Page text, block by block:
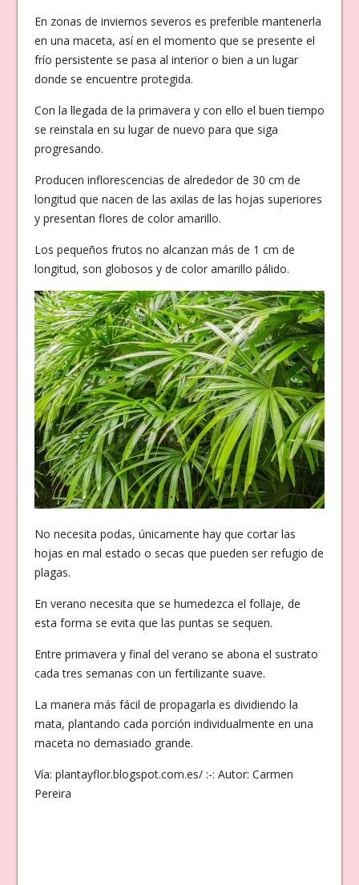
En zonas de inviernos severos es preferible mantenerla
en una maceta, así en el momento que se presente el
frío persistente se pasa al interior o bien a un lugar
donde se encuentre protegida.
Con la llegada de la primavera y con ello el buen tiempo
se reinstala en su lugar de nuevo para que siga
progresando.
Producen inflorescencias de alrededor de 30 cm de
longitud que nacen de las axilas de las hojas superiores
y presentan flores de color amarillo.
Los pequeños frutos no alcanzan más de 1 cm de
longitud, son globosos y de color amarillo pálido.
No necesita podas, únicamente hay que cortar las
hojas en mal estado o secas que pueden ser refugio de
plagas.
En verano necesita que se humedezca el follaje, de
esta forma se evita que las puntas se sequen.
Entre primavera y final del verano se abona el sustrato
cada tres semanas con un fertilizante suave.
La manera más fácil de propagarla es dividiendo la
mata, plantando cada porción individualmente en una
maceta no demasiado grande.
Vía: plantayflor.blogspot.com.es/ :-: Autor: Carmen
Pereira